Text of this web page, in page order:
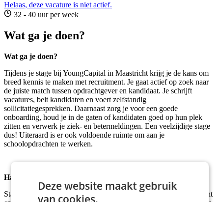
Helaas, deze vacature is niet actief.
32 - 40 uur per week
Wat ga je doen?
Wat ga je doen?
Tijdens je stage bij YoungCapital in Maastricht krijg je de kans om
breed kennis te maken met recruitment. Je gaat actief op zoek naar
de juiste match tussen opdrachtgever en kandidaat. Je schrijft
vacatures, belt kandidaten en voert zelfstandig
sollicitatiegesprekken. Daarnaast zorg je voor een goede
onboarding, houd je in de gaten of kandidaten goed op hun plek
zitten en verwerk je ziek- en betermeldingen. Een veelzijdige stage
dus! Uiteraard is er ook voldoende ruimte om aan je
schoolopdrachten te werken.
Hard werken & hard genieten
Stage lopen bij YoungCapital betekent onderdeel zijn van een hecht
Deze website maakt gebruik
van cookies.